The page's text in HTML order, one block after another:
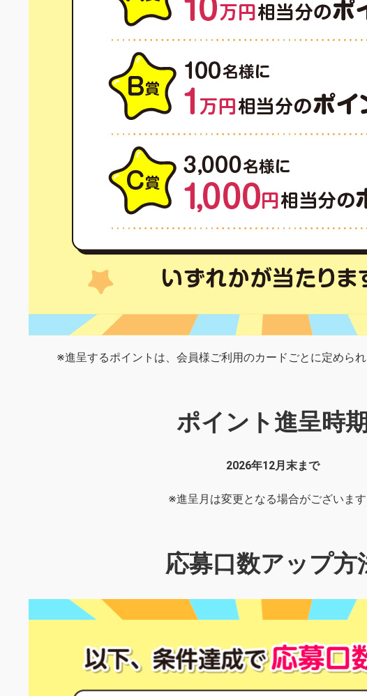
※進呈するポイントは、会員様ご利用のカードごとに定められ
ポイント進呈時期
2026年12月末まで
※進呈月は変更となる場合がございます
応募口数アップ方